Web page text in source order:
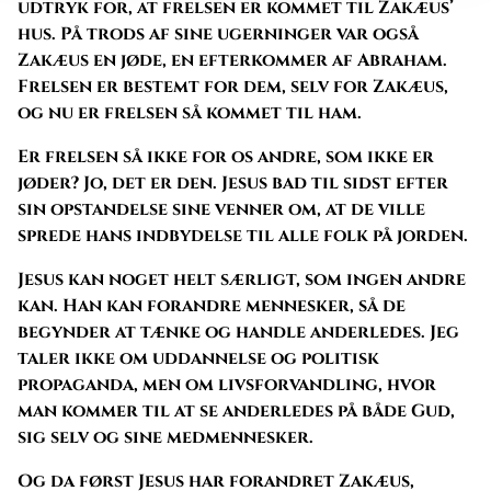
udtryk for, at frelsen er kommet til Zakæus’
hus. På trods af sine ugerninger var også
Zakæus en jøde, en efterkommer af Abraham.
Frelsen er bestemt for dem, selv for Zakæus,
og nu er frelsen så kommet til ham.
Er frelsen så ikke for os andre, som ikke er
jøder? Jo, det er den. Jesus bad til sidst efter
sin opstandelse sine venner om, at de ville
sprede hans indbydelse til alle folk på jorden.
Jesus kan noget helt særligt, som ingen andre
kan. Han kan forandre mennesker, så de
begynder at tænke og handle anderledes. Jeg
taler ikke om uddannelse og politisk
propaganda, men om livsforvandling, hvor
man kommer til at se anderledes på både Gud,
sig selv og sine medmennesker.
Og da først Jesus har forandret Zakæus,